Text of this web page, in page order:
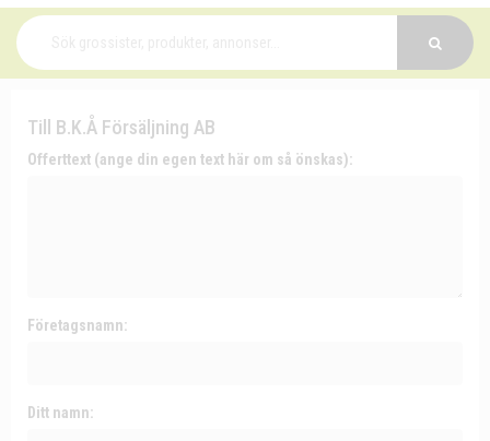
Till B.K.Å Försäljning AB
Offerttext (ange din egen text här om så önskas):
Företagsnamn:
Ditt namn: